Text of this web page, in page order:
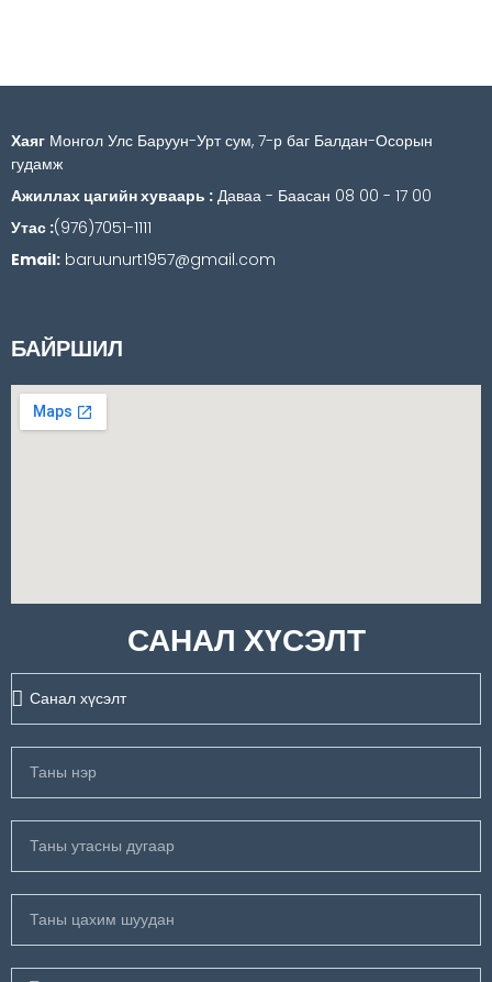
Хаяг Монгол Улс Баруун-Урт сум, 7-р баг Балдан-Осорын
гудамж
Ажиллах цагийн хуваарь : Даваа - Баасан 08 00 - 17 00
Утас :(976)7051-1111
Email: baruunurt1957@gmail.com
БАЙРШИЛ
САНАЛ ХҮСЭЛТ